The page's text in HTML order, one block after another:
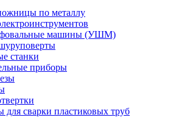
по металлу
машины (УШМ)
станки
приборы
для сварки пластиковых труб